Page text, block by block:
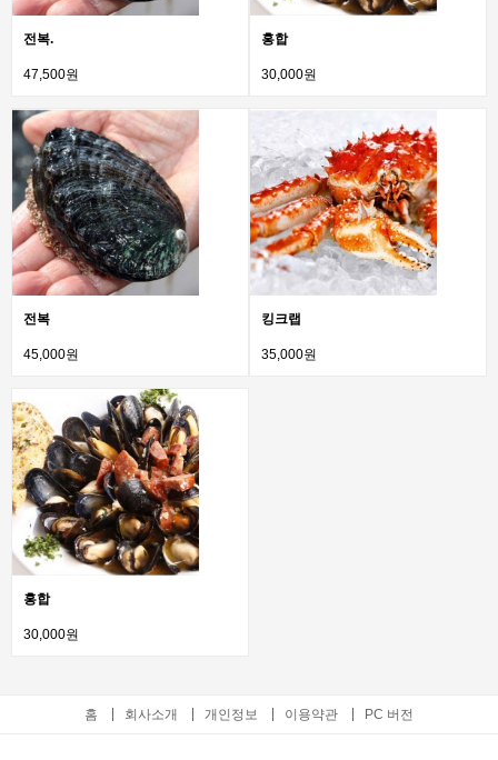
전복.
47,500원
홍합
30,000원
전복
45,000원
킹크랩
35,000원
홍합
30,000원
홈 회사소개 개인정보 이용약관 PC 버전